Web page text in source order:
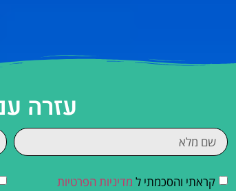
עזרה
קראתי והסכמתי ל מדיניות הפרטיות